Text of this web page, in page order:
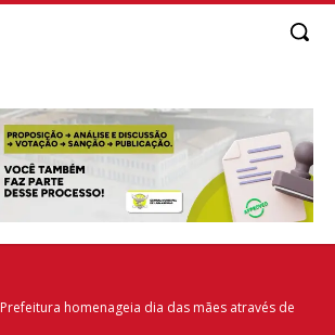
Prefeitura homenageia dia das mães através de